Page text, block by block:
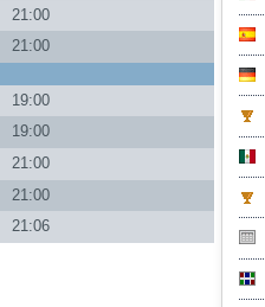
21:00
21:00
19:00
19:00
21:00
21:00
21:06